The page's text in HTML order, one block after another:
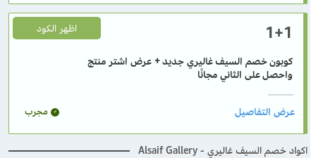
1+1
كوبون خصم السيف غاليري جديد + عرض اشتر منتج
واحصل على الثاني مجانًا
اظهر الكود
مجرب
اكواد خصم السيف غاليري - Alsaif Gallery